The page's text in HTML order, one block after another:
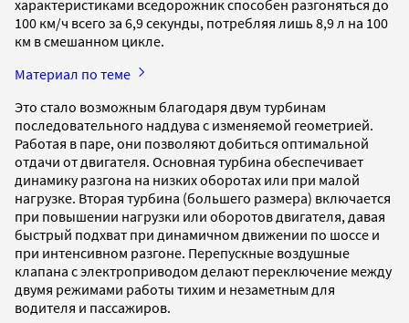
характеристиками вседорожник способен разгоняться до
100 км/ч всего за 6,9 секунды, потребляя лишь 8,9 л на 100
км в смешанном цикле.
Материал по теме
Это стало возможным благодаря двум турбинам
последовательного наддува с изменяемой геометрией.
Работая в паре, они позволяют добиться оптимальной
отдачи от двигателя. Основная турбина обеспечивает
динамику разгона на низких оборотах или при малой
нагрузке. Вторая турбина (большего размера) включается
при повышении нагрузки или оборотов двигателя, давая
быстрый подхват при динамичном движении по шоссе и
при интенсивном разгоне. Перепускные воздушные
клапана с электроприводом делают переключение между
двумя режимами работы тихим и незаметным для
водителя и пассажиров.